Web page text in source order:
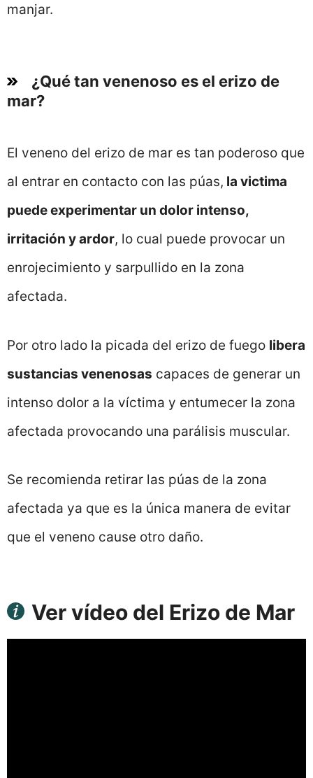
manjar.
¿Qué tan venenoso es el erizo de
mar?
El veneno del erizo de mar es tan poderoso que
al entrar en contacto con las púas, la victima
puede experimentar un dolor intenso,
irritación y ardor, lo cual puede provocar un
enrojecimiento y sarpullido en la zona
afectada.
Por otro lado la picada del erizo de fuego libera
sustancias venenosas capaces de generar un
intenso dolor a la víctima y entumecer la zona
afectada provocando una parálisis muscular.
Se recomienda retirar las púas de la zona
afectada ya que es la única manera de evitar
que el veneno cause otro daño.
Ver vídeo del Erizo de Mar